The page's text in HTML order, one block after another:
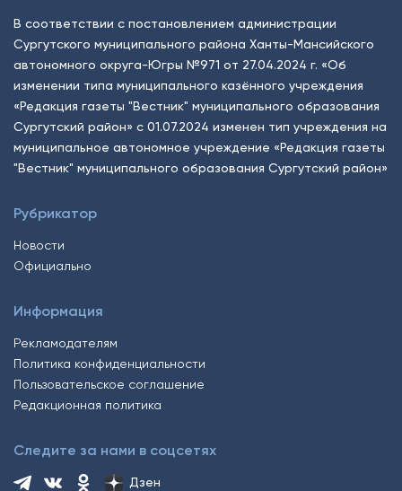
В соответствии с постановлением администрации
Сургутского муниципального района Ханты-Мансийского
автономного округа-Югры №971 от 27.04.2024 г. «Об
изменении типа муниципального казённого учреждения
«Редакция газеты "Вестник" муниципального образования
Сургутский район» с 01.07.2024 изменен тип учреждения на
муниципальное автономное учреждение «Редакция газеты
"Вестник" муниципального образования Сургутский район»
Рубрикатор
Новости
Официально
Информация
Рекламодателям
Политика конфиденциальности
Пользовательское соглашение
Редакционная политика
Следите за нами в соцсетях
Дзен